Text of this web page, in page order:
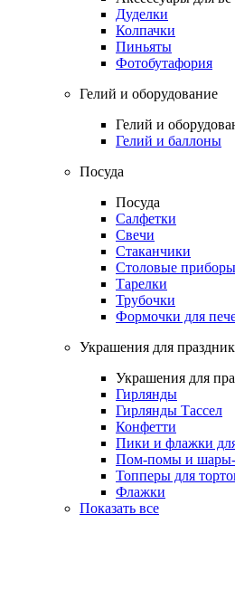
Дуделки
Колпачки
Пиньяты
Фотобутафория
Гелий и оборудование
Гелий и
Гелий и баллоны
Посуда
Посуда
Салфетки
Свечи
Стаканчики
Столовые приборы
Тарелки
Трубочки
Формочки для
Украшения для
Украшения для
Гирлянды
Гирлянды Тассел
Конфетти
Пики и флажки
Пом-помы и
Топперы для
Флажки
Показать все